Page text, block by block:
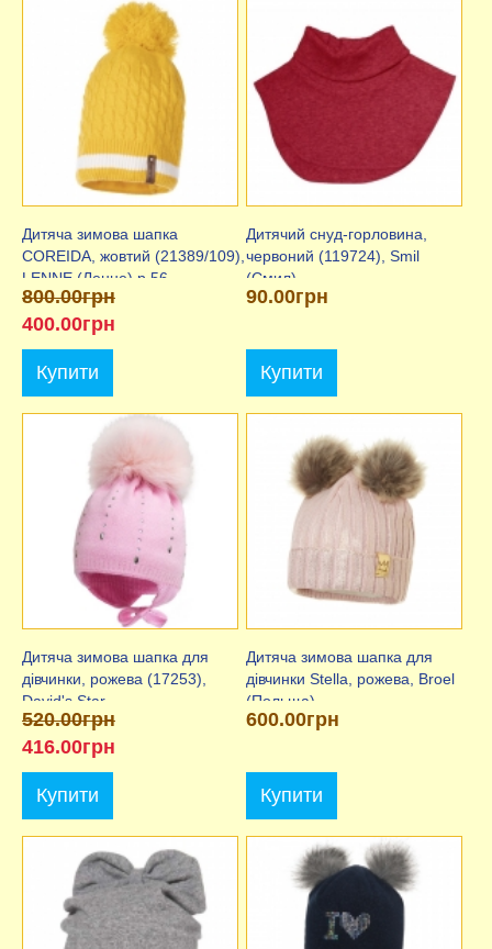
Дитяча зимова шапка
COREIDA, жовтий (21389/109),
LENNE (Ленне) р.56
800.00грн
400.00грн
Купити
Дитячий снуд-горловина,
червоний (119724), Smil
(Смил)
90.00грн
Купити
Дитяча зимова шапка для
дівчинки, рожева (17253),
David's Star
520.00грн
416.00грн
Купити
Дитяча зимова шапка для
дівчинки Stella, рожева, Broel
(Польща)
600.00грн
Купити